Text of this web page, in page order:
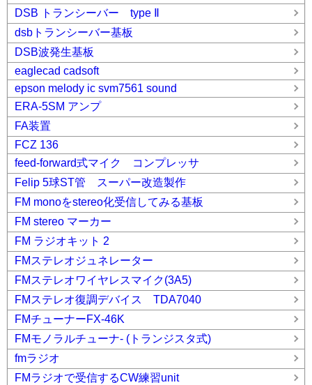
DSB トランシーバー type Ⅱ
dsbトランシーバー基板
DSB波発生基板
eaglecad cadsoft
epson melody ic svm7561 sound
ERA-5SM アンプ
FA装置
FCZ 136
feed-forward式マイク コンプレッサ
Felip 5球ST管 スーパー改造製作
FM monoをstereo化受信してみる基板
FM stereo マーカー
FM ラジオキット 2
FMステレオジュネレーター
FMステレオワイヤレスマイク(3A5)
FMステレオ復調デバイス TDA7040
FMチューナーFX-46K
FMモノラルチューナ- (トランジスタ式)
fmラジオ
FMラジオで受信するCW練習unit